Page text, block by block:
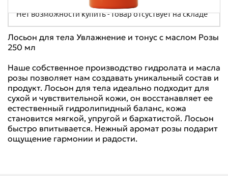
Нет возможности купить - товар отсуствует на складе
Лосьон для тела Увлажнение и тонус с маслом Розы
250 мл
Наше собственное производство гидролата и масла
розы позволяет нам создавать уникальный состав и
продукт. Лосьон для тела идеально подходит для
сухой и чувствительной кожи, он восстанавляет ее
естественный гидролипидный баланс, кожа
становится мягкой, упругой и бархатистой. Лосьон
быстро впитывается. Нежный аромат розы подарит
ощущение гармонии и радости.